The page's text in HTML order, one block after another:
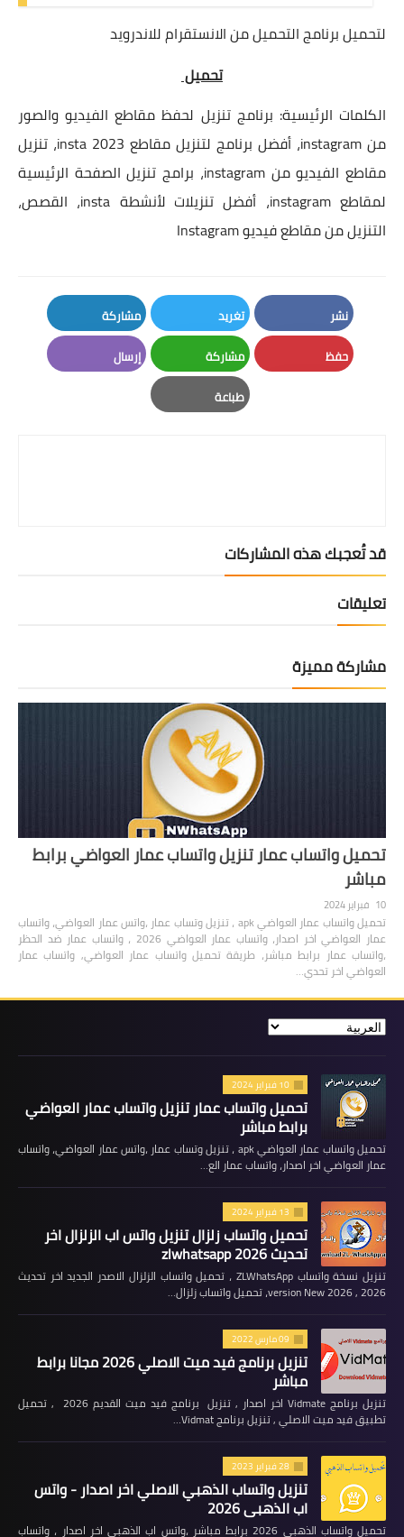
لتحميل برنامج التحميل من الانستقرام للاندرويد
تحميل
الكلمات الرئيسية: برنامج تنزيل لحفظ مقاطع الفيديو والصور
من instagram، أفضل برنامج لتنزيل مقاطع insta 2023، تنزيل
مقاطع الفيديو من instagram، برامج تنزيل الصفحة الرئيسية
لمقاطع instagram، أفضل تنزيلات لأنشطة insta، القصص،
التنزيل من مقاطع فيديو Instagram
نشر
Facebook
تغريد
Twitter
مشاركة
LinkedIn
حفظ مشاركة
Whatsapp
إرسال
طباعة
قد تُعجبك هذه المشاركات
تعليقات
مشاركة مميزة
تحميل واتساب عمار تنزيل واتساب عمار العواضي برابط
مباشر
10 فبراير 2024
تحميل واتساب عمار العواضي apk ، تنزيل وتساب عمار ،واتس عمار العواضي، واتساب
عمار العواضي اخر اصدار، واتساب عمار العواضي 2026 ، واتساب عمار ضد الحظر
،واتساب عمار برابط مباشر، طريقة تحميل واتساب عمار العواضي, واتساب عمار
العواضي اخر تحدي…
10 فبراير 2024
تحميل واتساب عمار تنزيل واتساب عمار العواضي
برابط مباشر
تحميل واتساب عمار العواضي apk ، تنزيل وتساب عمار ،واتس عمار العواضي، واتساب
عمار العواضي اخر اصدار، واتساب عمار الع…
13 فبراير 2024
تحميل واتساب زلزال تنزيل واتس اب الزلزال اخر
تحديث 2026 zlwhatsapp
تنزيل نسخة واتساب ZLWhatsApp ، تحميل واتساب الزلزال الاصدر الجديد اخر تحديث
2026 , version New 2026، تحميل واتساب زلزال…
09 مارس 2022
تنزيل برنامج فيد ميت الاصلي 2026 مجانا برابط
مباشر
تنزيل برنامج Vidmate اخر اصدار , تنزيل برنامج فيد ميت القديم 2026 , تحميل
تطبيق فيد ميت الاصلي , تنزيل برنامج Vidmat…
28 فبراير 2023
تنزيل واتساب الذهبي الاصلي اخر اصدار - واتس
اب الذهبي 2026
تحميل واتساب الذهبي 2026 برابط مباشر ،واتس اب الذهبي اخر اصدار ، واتساب